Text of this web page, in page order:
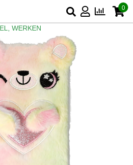
0
WERKEN